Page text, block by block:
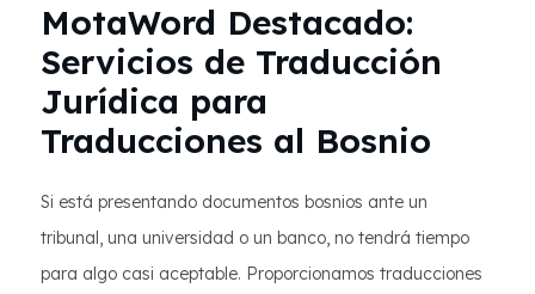
MotaWord Destacado:
Servicios de Traducción
Jurídica para
Traducciones al Bosnio
Si está presentando documentos bosnios ante un
tribunal, una universidad o un banco, no tendrá tiempo
para algo casi aceptable. Proporcionamos traducciones